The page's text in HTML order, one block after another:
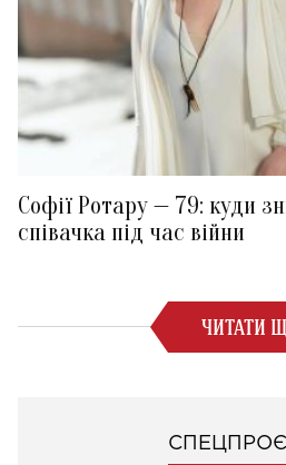
Софії Ротару — 79: куди
співачка під час війни
ЧИТАТИ